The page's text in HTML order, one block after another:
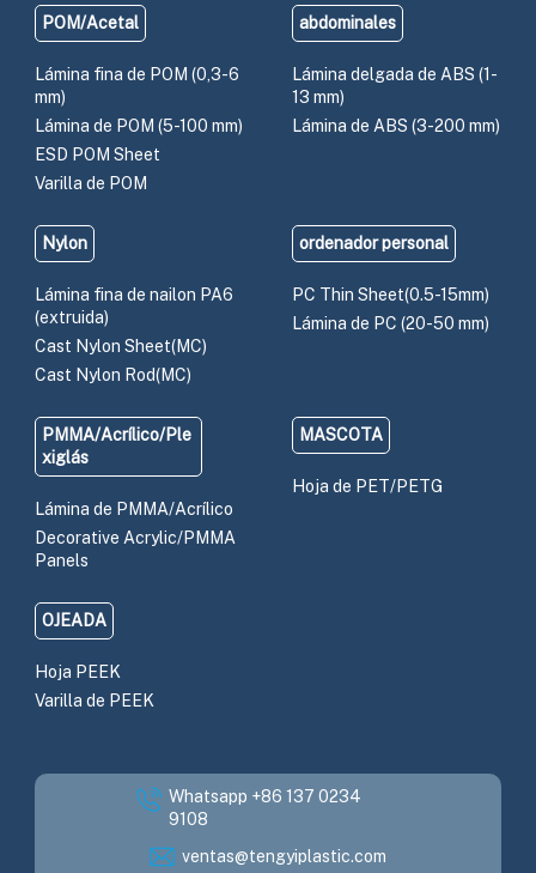
POM/Acetal
Lámina fina de POM (0,3-6
mm)
Lámina de POM (5-100 mm)
ESD POM Sheet
Varilla de POM
abdominales
Lámina delgada de ABS (1-
13 mm)
Lámina de ABS (3-200 mm)
Nylon
Lámina fina de nailon PA6
(extruida)
Cast Nylon Sheet(MC)
Cast Nylon Rod(MC)
ordenador personal
PC Thin Sheet(0.5-15mm)
Lámina de PC (20-50 mm)
PMMA/Acrílico/Ple
xiglás
Lámina de PMMA/Acrílico
Decorative Acrylic/PMMA
Panels
MASCOTA
Hoja de PET/PETG
OJEADA
Hoja PEEK
Varilla de PEEK
Whatsapp +86 137 0234
9108
ventas@tengyiplastic.com